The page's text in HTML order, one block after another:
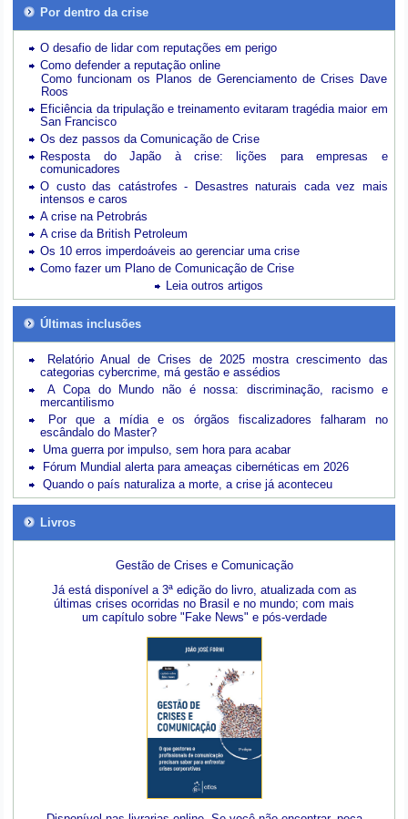
Por dentro da crise
O desafio de lidar com reputações em perigo
Como defender a reputação online
Como funcionam os Planos de Gerenciamento de Crises Dave
Roos
Eficiência da tripulação e treinamento evitaram tragédia maior em
San Francisco
Os dez passos da Comunicação de Crise
Resposta do Japão à crise: lições para empresas e
comunicadores
O custo das catástrofes -
Desastres naturais cada vez mais
intensos e caros
A crise na Petrobrás
A crise da British Petroleum
Os 10 erros imperdoáveis ao gerenciar uma crise
Como fazer um Plano de Comunicação de Crise
Leia outros artigos
Últimas inclusões
Relatório Anual de Crises de 2025 mostra crescimento das
categorias cybercrime, má gestão e assédios
A Copa do Mundo não é nossa: discriminação, racismo e
mercantilismo
Por que a mídia e os órgãos fiscalizadores falharam no
escândalo do Master?
Uma guerra por impulso, sem hora para acabar
Fórum Mundial alerta para ameaças cibernéticas em 2026
Quando o país naturaliza a morte, a crise já aconteceu
Livros
Gestão de Crises e Comunicação
Já está disponível a 3ª edição do livro, atualizada com as
últimas crises ocorridas no Brasil e no mundo; com mais
um capítulo sobre "Fake News" e pós-verdade